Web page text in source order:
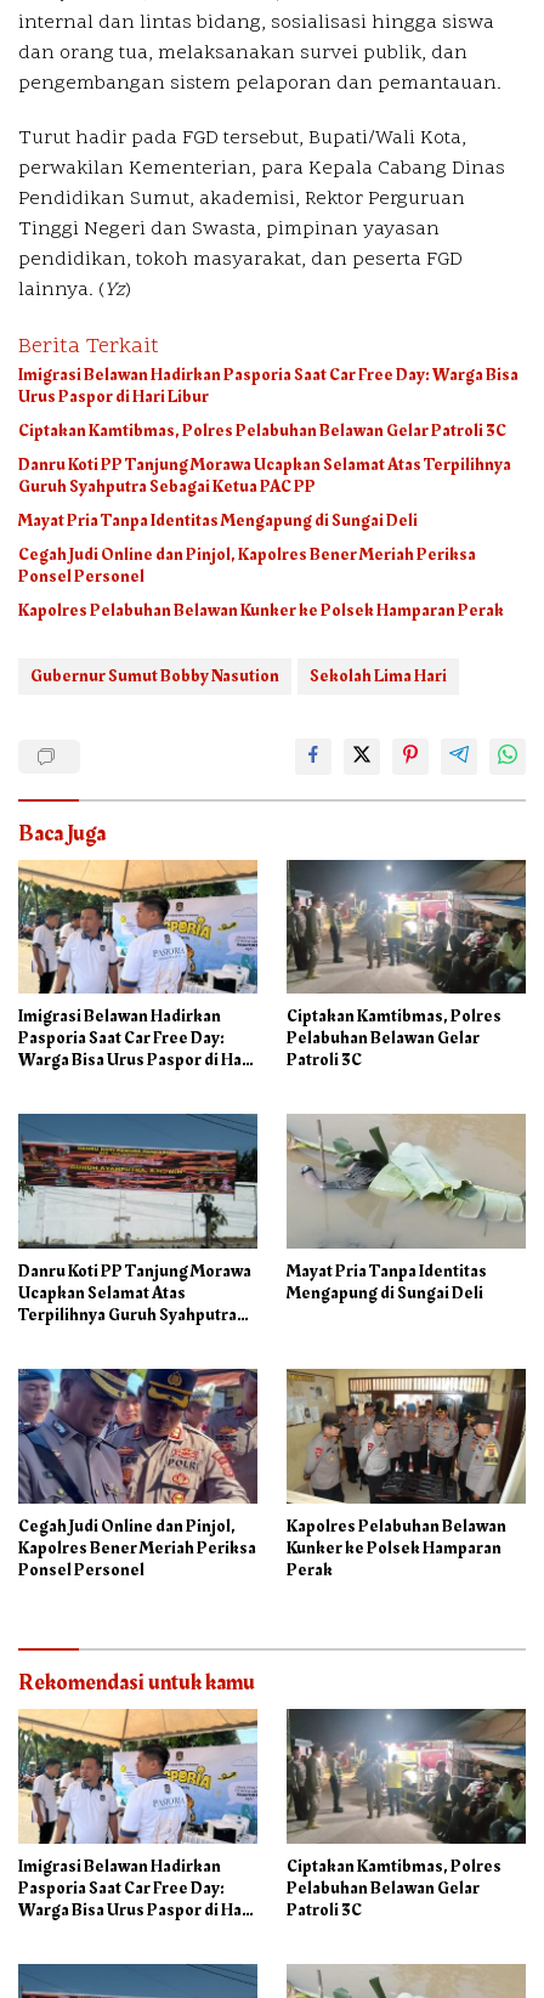
internal dan lintas bidang, sosialisasi hingga siswa
dan orang tua, melaksanakan survei publik, dan
pengembangan sistem pelaporan dan pemantauan.
Turut hadir pada FGD tersebut, Bupati/Wali Kota,
perwakilan Kementerian, para Kepala Cabang Dinas
Pendidikan Sumut, akademisi, Rektor Perguruan
Tinggi Negeri dan Swasta, pimpinan yayasan
pendidikan, tokoh masyarakat, dan peserta FGD
lainnya. (Yz)
Berita Terkait
Imigrasi Belawan Hadirkan Pasporia Saat Car Free Day: Warga Bisa
Urus Paspor di Hari Libur
Ciptakan Kamtibmas, Polres Pelabuhan Belawan Gelar Patroli 3C
Danru Koti PP Tanjung Morawa Ucapkan Selamat Atas Terpilihnya
Guruh Syahputra Sebagai Ketua PAC PP
Mayat Pria Tanpa Identitas Mengapung di Sungai Deli
Cegah Judi Online dan Pinjol, Kapolres Bener Meriah Periksa
Ponsel Personel
Kapolres Pelabuhan Belawan Kunker ke Polsek Hamparan Perak
Gubernur Sumut Bobby Nasution Sekolah Lima Hari
Baca Juga
Imigrasi Belawan Hadirkan
Pasporia Saat Car Free Day:
Warga Bisa Urus Paspor di Hari
Ciptakan Kamtibmas, Polres
Pelabuhan Belawan Gelar
Patroli 3C
Danru Koti PP Tanjung Morawa
Ucapkan Selamat Atas
Terpilihnya Guruh Syahputra
Mayat Pria Tanpa Identitas
Mengapung di Sungai Deli
Cegah Judi Online dan Pinjol,
Kapolres Bener Meriah Periksa
Ponsel Personel
Kapolres Pelabuhan Belawan
Kunker ke Polsek Hamparan
Perak
Rekomendasi untuk kamu
Imigrasi Belawan Hadirkan
Pasporia Saat Car Free Day:
Warga Bisa Urus Paspor di Hari
Ciptakan Kamtibmas, Polres
Pelabuhan Belawan Gelar
Patroli 3C